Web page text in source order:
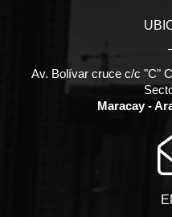
Av. Bolívar cruce c/c "C"
Maracay -